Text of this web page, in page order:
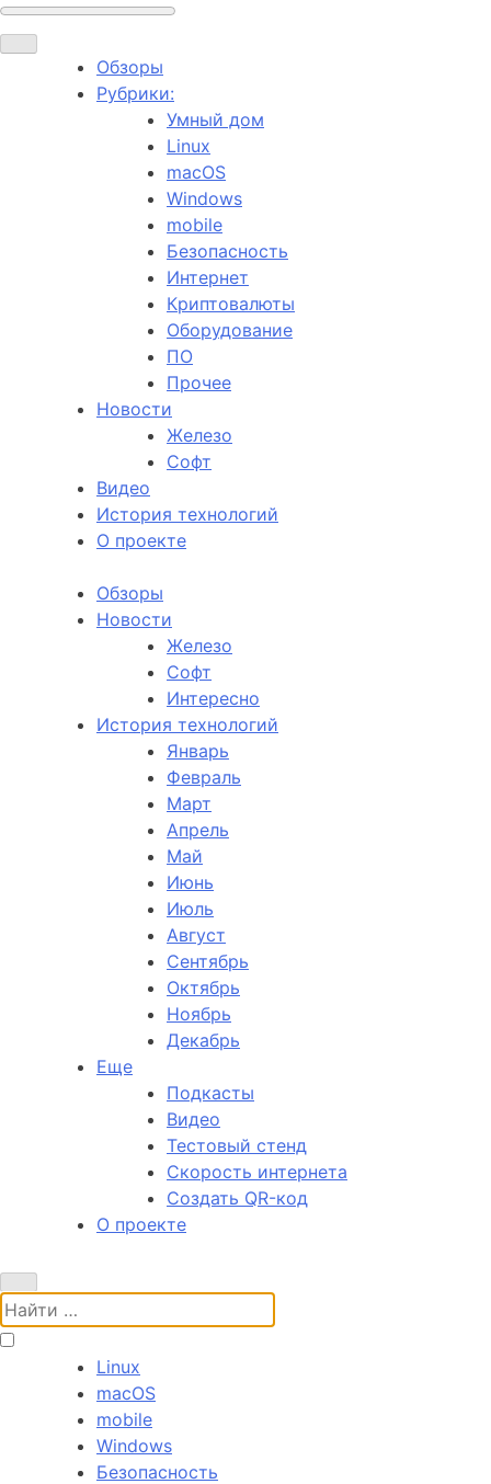
Обзоры
Рубрики:
Умный дом
Linux
macOS
Windows
mobile
Безопасность
Интернет
Криптовалюты
Оборудование
ПО
Прочее
Новости
Железо
Софт
Видео
История технологий
О проекте
Обзоры
Новости
Железо
Софт
Интересно
История технологий
Январь
Февраль
Март
Апрель
Май
Июнь
Июль
Август
Сентябрь
Октябрь
Ноябрь
Декабрь
Еще
Подкасты
Видео
Тестовый стенд
Скорость интернета
Создать QR-код
О проекте
Поиск:
Linux
macOS
mobile
Windows
Безопасность